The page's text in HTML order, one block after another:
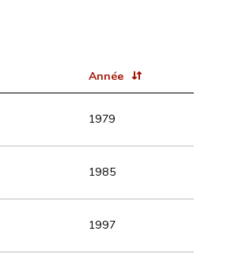
Année
1979
1985
1997